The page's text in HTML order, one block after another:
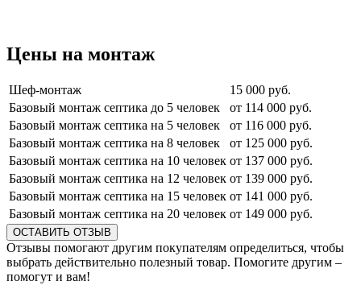
Цены на монтаж
Шеф-монтаж
15 000 руб.
Базовый монтаж септика до 5 человек
от 114 000 руб.
Базовый монтаж септика на 5 человек
от 116 000 руб.
Базовый монтаж септика на 8 человек
от 125 000 руб.
Базовый монтаж септика на 10 человек от 137 000 руб.
Базовый монтаж септика на 12 человек от 139 000 руб.
Базовый монтаж септика на 15 человек от 141 000 руб.
Базовый монтаж септика на 20 человек от 149 000 руб.
ОСТАВИТЬ ОТЗЫВ
Отзывы помогают другим покупателям определиться, чтобы
выбрать действительно полезный товар. Помогите другим –
помогут и вам!